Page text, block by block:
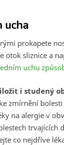
ucha
prokapete
otok sliznice a
uchu
i studený
zmírnění
na alergie v
trvajících
co nejdříve